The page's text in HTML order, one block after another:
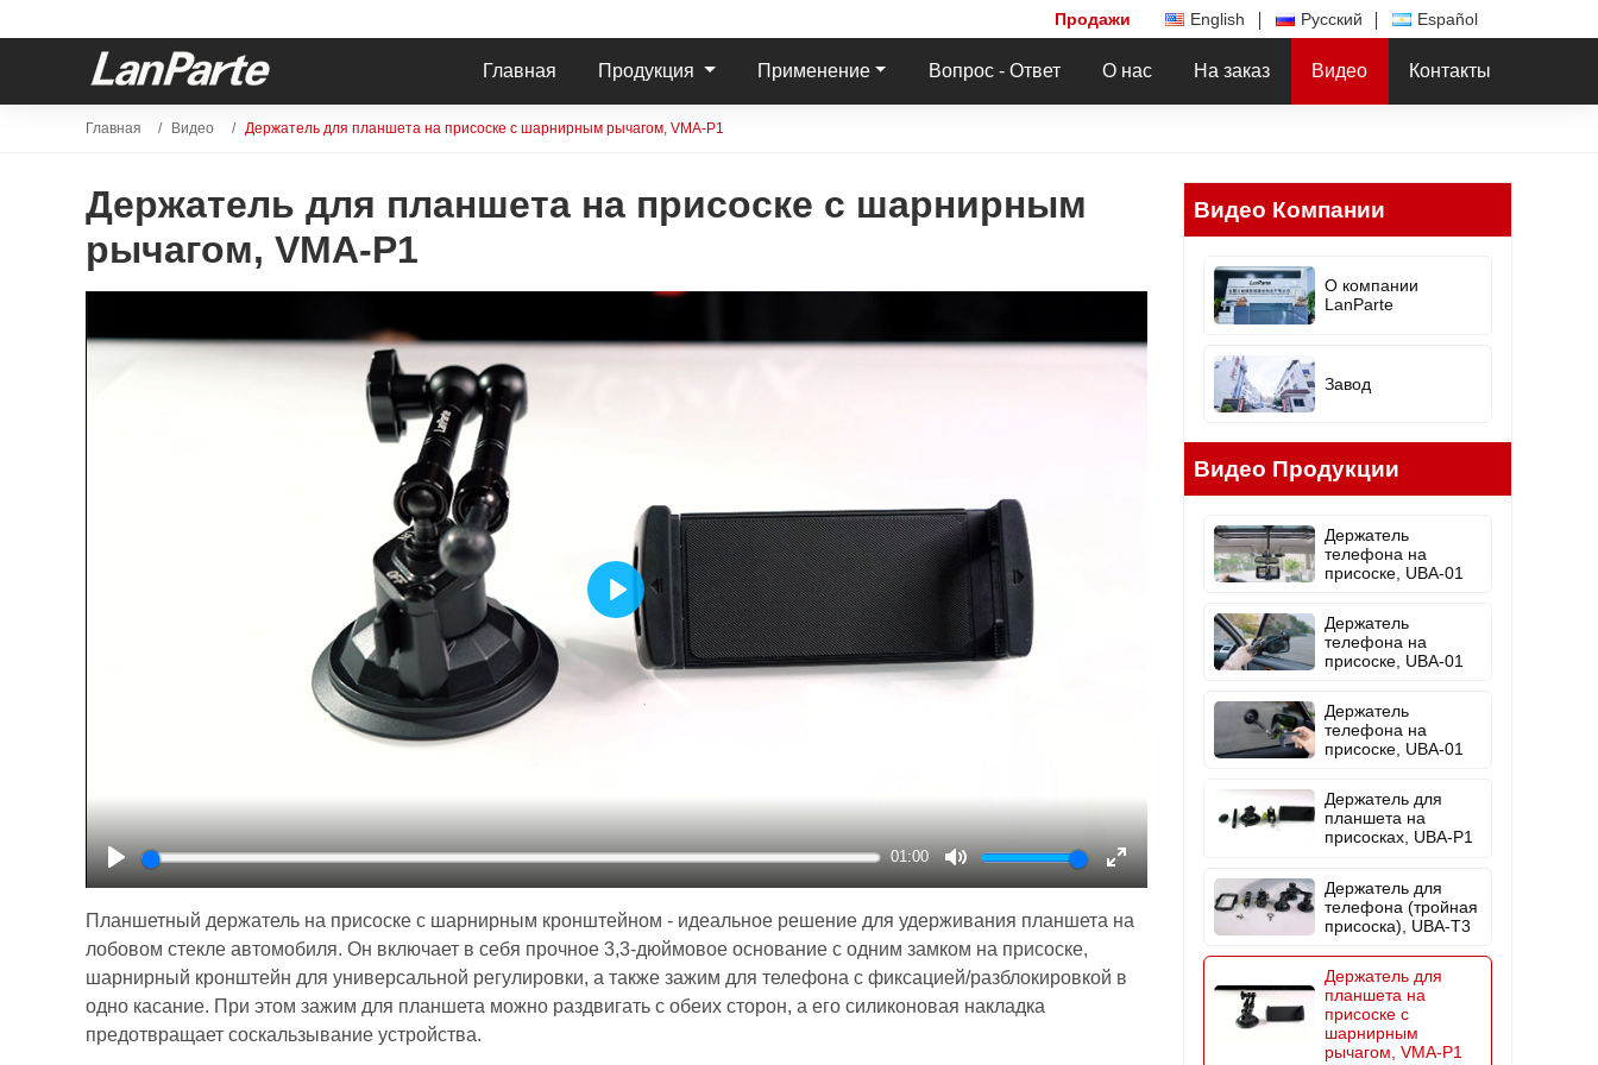
Продажи English Русский Español
Главная Продукция Применение Вопрос - Ответ О нас На заказ Видео Контакты
Главная Видео Держатель для планшета на присоске с шарнирным рычагом, VMA-P1
Держатель для планшета на присоске с шарнирным
рычагом, VMA-P1
Play
01:00
Mute
Enter
fullscreen
Play
Планшетный держатель на присоске с шарнирным кронштейном - идеальное решение для удерживания планшета на
лобовом стекле автомобиля. Он включает в себя прочное 3,3-дюймовое основание с одним замком на присоске,
шарнирный кронштейн для универсальной регулировки, а также зажим для телефона с фиксацией/разблокировкой в
одно касание. При этом зажим для планшета можно раздвигать с обеих сторон, а его силиконовая накладка
предотвращает соскальзывание устройства.
Видео Компании
О компании
LanParte
Завод
Видео Продукции
Держатель
телефона на
присоске, UBA-01
Держатель
телефона на
присоске, UBA-01
Держатель
телефона на
присоске, UBA-01
Держатель для
планшета на
присосках, UBA-P1
Держатель для
телефона (тройная
присоска), UBA-T3
Держатель для
планшета на
присоске с
шарнирным
рычагом, VMA-P1